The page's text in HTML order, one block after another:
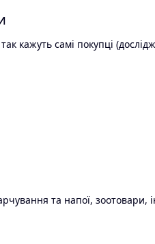
кажуть самі покупці
та напої, зоотовари,